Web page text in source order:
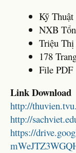
Kỹ
NXB
Triệu
178
File PDF
Link Download
http://
http://
https://